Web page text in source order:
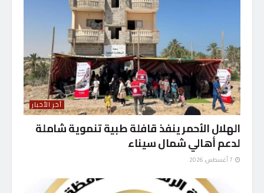
آخر الأخبار
الهلال الأحمر ينفذ قافلة طبية تنموية شاملة
لدعم أهالي شمال سيناء